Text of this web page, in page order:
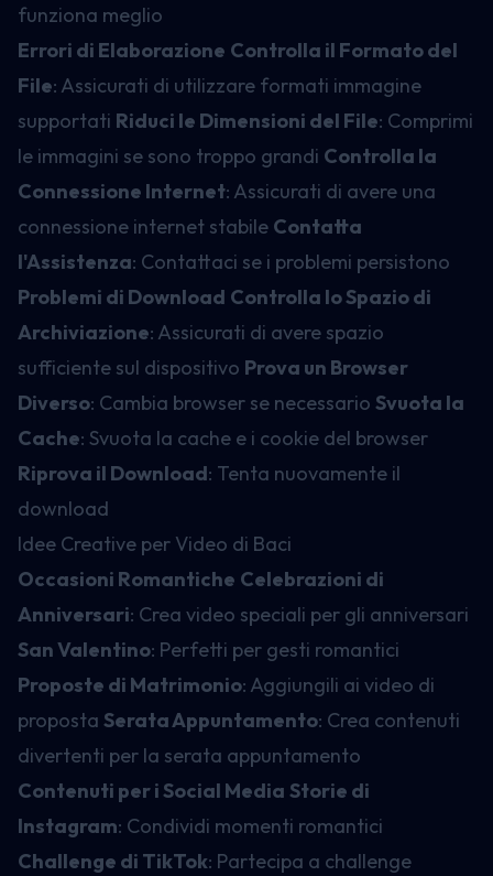
funziona meglio
Errori di Elaborazione Controlla il Formato del
File: Assicurati di utilizzare formati immagine
supportati Riduci le Dimensioni del File: Comprimi
le immagini se sono troppo grandi Controlla la
Connessione Internet: Assicurati di avere una
connessione internet stabile Contatta
l'Assistenza: Contattaci se i problemi persistono
Problemi di Download Controlla lo Spazio di
Archiviazione: Assicurati di avere spazio
sufficiente sul dispositivo Prova un Browser
Diverso: Cambia browser se necessario Svuota la
Cache: Svuota la cache e i cookie del browser
Riprova il Download: Tenta nuovamente il
download
Idee Creative per Video di Baci
Occasioni Romantiche Celebrazioni di
Anniversari: Crea video speciali per gli anniversari
San Valentino: Perfetti per gesti romantici
Proposte di Matrimonio: Aggiungili ai video di
proposta Serata Appuntamento: Crea contenuti
divertenti per la serata appuntamento
Contenuti per i Social Media Storie di
Instagram: Condividi momenti romantici
Challenge di TikTok: Partecipa a challenge